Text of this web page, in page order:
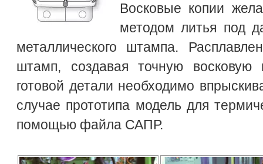
Восковые копии
методом литья под
металлического штампа.
штамп, создавая точную
готовой детали необходимо
случае прототипа модель для
помощью файла САПР.